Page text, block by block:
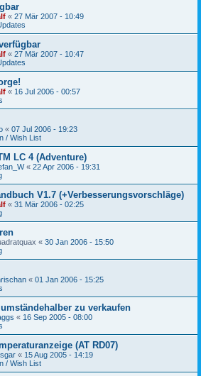
« 27 Mär 2007 - 10:49
« 27 Mär 2007 - 10:47
« 16 Jul 2006 - 00:57
« 07 Jul 2006 - 19:23
/ Wish List
LC 4 (Adventure)
« 22 Apr 2006 - 19:31
V1.7 (+Verbesserungsvorschläge)
« 31 Mär 2006 - 02:25
« 30 Jan 2006 - 15:50
« 01 Jan 2006 - 15:25
zu verkaufen
« 16 Sep 2005 - 08:00
(AT RD07)
« 15 Aug 2005 - 14:19
/ Wish List